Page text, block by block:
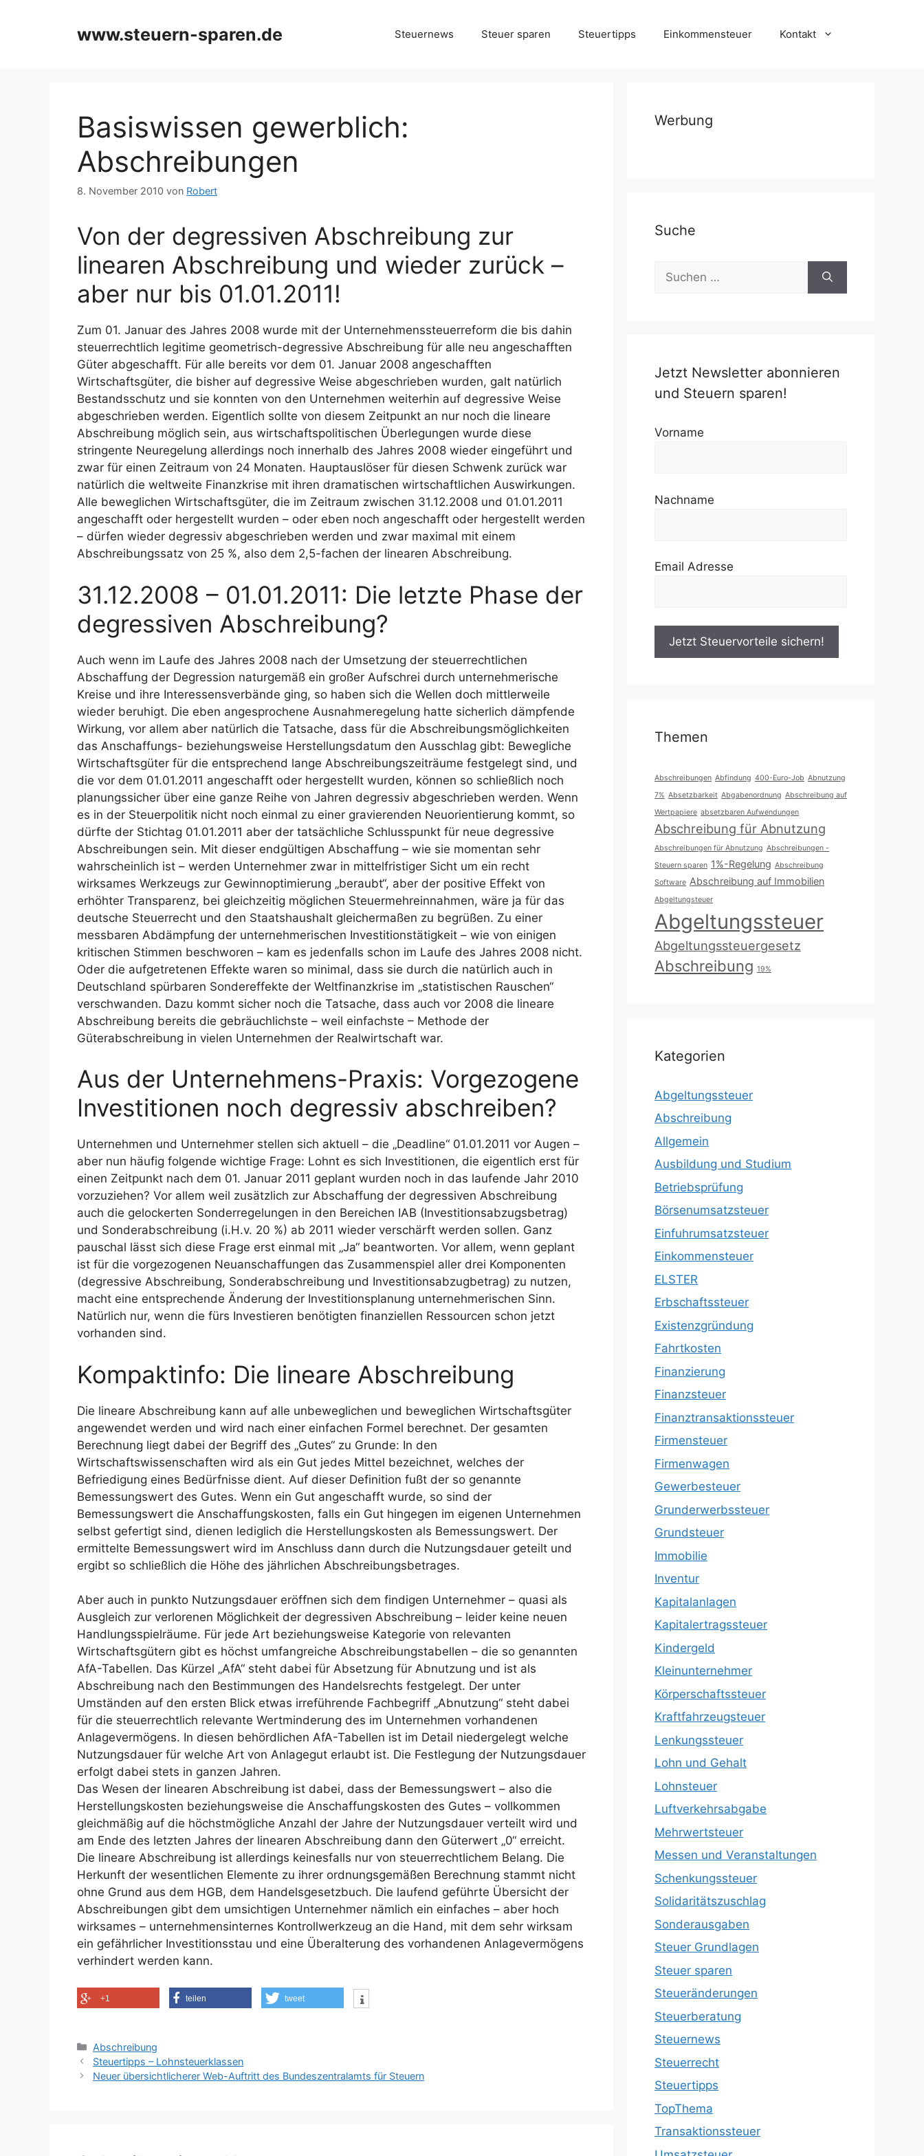
www.steuern-sparen.de Steuernews Steuer sparen Steuertipps Einkommensteuer Kontakt
Basiswissen gewerblich:
Abschreibungen
8. November 2010 von Robert
Von der degressiven Abschreibung zur
linearen Abschreibung und wieder zurück –
aber nur bis 01.01.2011!
Zum 01. Januar des Jahres 2008 wurde mit der Unternehmenssteuerreform die bis dahin
steuerrechtlich legitime geometrisch-degressive Abschreibung für alle neu angeschafften
Güter abgeschafft. Für alle bereits vor dem 01. Januar 2008 angeschafften
Wirtschaftsgüter, die bisher auf degressive Weise abgeschrieben wurden, galt natürlich
Bestandsschutz und sie konnten von den Unternehmen weiterhin auf degressive Weise
abgeschrieben werden. Eigentlich sollte von diesem Zeitpunkt an nur noch die lineare
Abschreibung möglich sein, aus wirtschaftspolitischen Überlegungen wurde diese
stringente Neuregelung allerdings noch innerhalb des Jahres 2008 wieder eingeführt und
zwar für einen Zeitraum von 24 Monaten. Hauptauslöser für diesen Schwenk zurück war
natürlich die weltweite Finanzkrise mit ihren dramatischen wirtschaftlichen Auswirkungen.
Alle beweglichen Wirtschaftsgüter, die im Zeitraum zwischen 31.12.2008 und 01.01.2011
angeschafft oder hergestellt wurden – oder eben noch angeschafft oder hergestellt werden
– dürfen wieder degressiv abgeschrieben werden und zwar maximal mit einem
Abschreibungssatz von 25 %, also dem 2,5-fachen der linearen Abschreibung.
31.12.2008 – 01.01.2011: Die letzte Phase der
degressiven Abschreibung?
Auch wenn im Laufe des Jahres 2008 nach der Umsetzung der steuerrechtlichen
Abschaffung der Degression naturgemäß ein großer Aufschrei durch unternehmerische
Kreise und ihre Interessensverbände ging, so haben sich die Wellen doch mittlerweile
wieder beruhigt. Die eben angesprochene Ausnahmeregelung hatte sicherlich dämpfende
Wirkung, vor allem aber natürlich die Tatsache, dass für die Abschreibungsmöglichkeiten
das Anschaffungs- beziehungsweise Herstellungsdatum den Ausschlag gibt: Bewegliche
Wirtschaftsgüter für die entsprechend lange Abschreibungszeiträume festgelegt sind, und
die vor dem 01.01.2011 angeschafft oder hergestellt wurden, können so schließlich noch
planungssicher über eine ganze Reihe von Jahren degressiv abgeschrieben werden. Wenn
es in der Steuerpolitik nicht noch einmal zu einer gravierenden Neuorientierung kommt, so
dürfte der Stichtag 01.01.2011 aber der tatsächliche Schlusspunkt für neue degressive
Abschreibungen sein. Mit dieser endgültigen Abschaffung – wie sie momentan sehr
wahrscheinlich ist – werden Unternehmer zwar in mittelfristiger Sicht um ein recht
wirksames Werkzeugs zur Gewinnoptimierung „beraubt“, aber der positive Effekt von
erhöhter Transparenz, bei gleichzeitig möglichen Steuermehreinnahmen, wäre ja für das
deutsche Steuerrecht und den Staatshaushalt gleichermaßen zu begrüßen. Zu einer
messbaren Abdämpfung der unternehmerischen Investitionstätigkeit – wie von einigen
kritischen Stimmen beschworen – kam es jedenfalls schon im Laufe des Jahres 2008 nicht.
Oder die aufgetretenen Effekte waren so minimal, dass sie durch die natürlich auch in
Deutschland spürbaren Sondereffekte der Weltfinanzkrise im „statistischen Rauschen“
verschwanden. Dazu kommt sicher noch die Tatsache, dass auch vor 2008 die lineare
Abschreibung bereits die gebräuchlichste – weil einfachste – Methode der
Güterabschreibung in vielen Unternehmen der Realwirtschaft war.
Aus der Unternehmens-Praxis: Vorgezogene
Investitionen noch degressiv abschreiben?
Unternehmen und Unternehmer stellen sich aktuell – die „Deadline“ 01.01.2011 vor Augen –
aber nun häufig folgende wichtige Frage: Lohnt es sich Investitionen, die eigentlich erst für
einen Zeitpunkt nach dem 01. Januar 2011 geplant wurden noch in das laufende Jahr 2010
vorzuziehen? Vor allem weil zusätzlich zur Abschaffung der degressiven Abschreibung
auch die gelockerten Sonderregelungen in den Bereichen IAB (Investitionsabzugsbetrag)
und Sonderabschreibung (i.H.v. 20 %) ab 2011 wieder verschärft werden sollen. Ganz
pauschal lässt sich diese Frage erst einmal mit „Ja“ beantworten. Vor allem, wenn geplant
ist für die vorgezogenen Neuanschaffungen das Zusammenspiel aller drei Komponenten
(degressive Abschreibung, Sonderabschreibung und Investitionsabzugbetrag) zu nutzen,
macht eine entsprechende Änderung der Investitionsplanung unternehmerischen Sinn.
Natürlich nur, wenn die fürs Investieren benötigten finanziellen Ressourcen schon jetzt
vorhanden sind.
Kompaktinfo: Die lineare Abschreibung
Die lineare Abschreibung kann auf alle unbeweglichen und beweglichen Wirtschaftsgüter
angewendet werden und wird nach einer einfachen Formel berechnet. Der gesamten
Berechnung liegt dabei der Begriff des „Gutes“ zu Grunde: In den
Wirtschaftswissenschaften wird als ein Gut jedes Mittel bezeichnet, welches der
Befriedigung eines Bedürfnisse dient. Auf dieser Definition fußt der so genannte
Bemessungswert des Gutes. Wenn ein Gut angeschafft wurde, so sind der
Bemessungswert die Anschaffungskosten, falls ein Gut hingegen im eigenen Unternehmen
selbst gefertigt sind, dienen lediglich die Herstellungskosten als Bemessungswert. Der
ermittelte Bemessungswert wird im Anschluss dann durch die Nutzungsdauer geteilt und
ergibt so schließlich die Höhe des jährlichen Abschreibungsbetrages.
Aber auch in punkto Nutzungsdauer eröffnen sich dem findigen Unternehmer – quasi als
Ausgleich zur verlorenen Möglichkeit der degressiven Abschreibung – leider keine neuen
Handlungsspielräume. Für jede Art beziehungsweise Kategorie von relevanten
Wirtschaftsgütern gibt es höchst umfangreiche Abschreibungstabellen – die so genannten
AfA-Tabellen. Das Kürzel „AfA“ steht dabei für Absetzung für Abnutzung und ist als
Abschreibung nach den Bestimmungen des Handelsrechts festgelegt. Der unter
Umständen auf den ersten Blick etwas irreführende Fachbegriff „Abnutzung“ steht dabei
für die steuerrechtlich relevante Wertminderung des im Unternehmen vorhandenen
Anlagevermögens. In diesen behördlichen AfA-Tabellen ist im Detail niedergelegt welche
Nutzungsdauer für welche Art von Anlagegut erlaubt ist. Die Festlegung der Nutzungsdauer
erfolgt dabei stets in ganzen Jahren.
Das Wesen der linearen Abschreibung ist dabei, dass der Bemessungswert – also die
Herstellungskosten beziehungsweise die Anschaffungskosten des Gutes – vollkommen
gleichmäßig auf die höchstmögliche Anzahl der Jahre der Nutzungsdauer verteilt wird und
am Ende des letzten Jahres der linearen Abschreibung dann den Güterwert „0“ erreicht.
Die lineare Abschreibung ist allerdings keinesfalls nur von steuerrechtlichem Belang. Die
Herkunft der wesentlichen Elemente zu ihrer ordnungsgemäßen Berechnung stammt nicht
ohne Grund aus dem HGB, dem Handelsgesetzbuch. Die laufend geführte Übersicht der
Abschreibungen gibt dem umsichtigen Unternehmer nämlich ein einfaches – aber hoch
wirksames – unternehmensinternes Kontrollwerkzeug an die Hand, mit dem sehr wirksam
ein gefährlicher Investitionsstau und eine Überalterung des vorhandenen Anlagevermögens
verhindert werden kann.
+1 teilen tweet
Kategorien
Abschreibung
Steuertipps – Lohnsteuerklassen
Neuer übersichtlicherer Web-Auftritt des Bundeszentralamts für Steuern
Werbung
Suche
Suchen
nach:
Jetzt Newsletter abonnieren
und Steuern sparen!
Vorname
Nachname
Email Adresse
Themen
Abschreibungen Abfindung 400-Euro-Job Abnutzung
7% Absetzbarkeit Abgabenordnung Abschreibung auf
Wertpapiere absetzbaren Aufwendungen
Abschreibung für Abnutzung
Abschreibungen für Abnutzung Abschreibungen -
Steuern sparen 1%-Regelung Abschreibung
Software Abschreibung auf Immobilien
Abgeltungsteuer
Abgeltungssteuer
Abgeltungssteuergesetz
Abschreibung 19%
Kategorien
Abgeltungssteuer
Abschreibung
Allgemein
Ausbildung und Studium
Betriebsprüfung
Börsenumsatzsteuer
Einfuhrumsatzsteuer
Einkommensteuer
ELSTER
Erbschaftssteuer
Existenzgründung
Fahrtkosten
Finanzierung
Finanzsteuer
Finanztransaktionssteuer
Firmensteuer
Firmenwagen
Gewerbesteuer
Grunderwerbssteuer
Grundsteuer
Immobilie
Inventur
Kapitalanlagen
Kapitalertragssteuer
Kindergeld
Kleinunternehmer
Körperschaftssteuer
Kraftfahrzeugsteuer
Lenkungssteuer
Lohn und Gehalt
Lohnsteuer
Luftverkehrsabgabe
Mehrwertsteuer
Messen und Veranstaltungen
Schenkungssteuer
Solidaritätszuschlag
Sonderausgaben
Steuer Grundlagen
Steuer sparen
Steueränderungen
Steuerberatung
Steuernews
Steuerrecht
Steuertipps
TopThema
Transaktionssteuer